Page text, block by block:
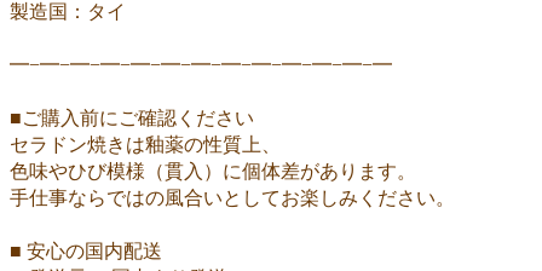
製造国：タイ
━−━−━−━−━−━−━−━−━−━−━−━−━
■ご購入前にご確認ください
セラドン焼きは釉薬の性質上、
色味やひび模様（貫入）に個体差があります。
手仕事ならではの風合いとしてお楽しみください。
■ 安心の国内配送